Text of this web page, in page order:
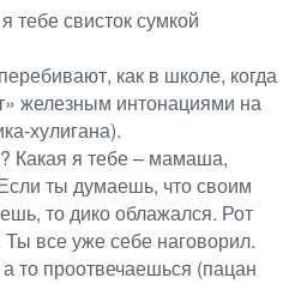
тебе свисток сумкой
как в школе, когда
железным интонациями на
хулигана).
Какая я тебе – мамаша,
ты думаешь, что своим
то дико облажался. Рот
все уже себе наговорил.
то проотвечаешься (пацан